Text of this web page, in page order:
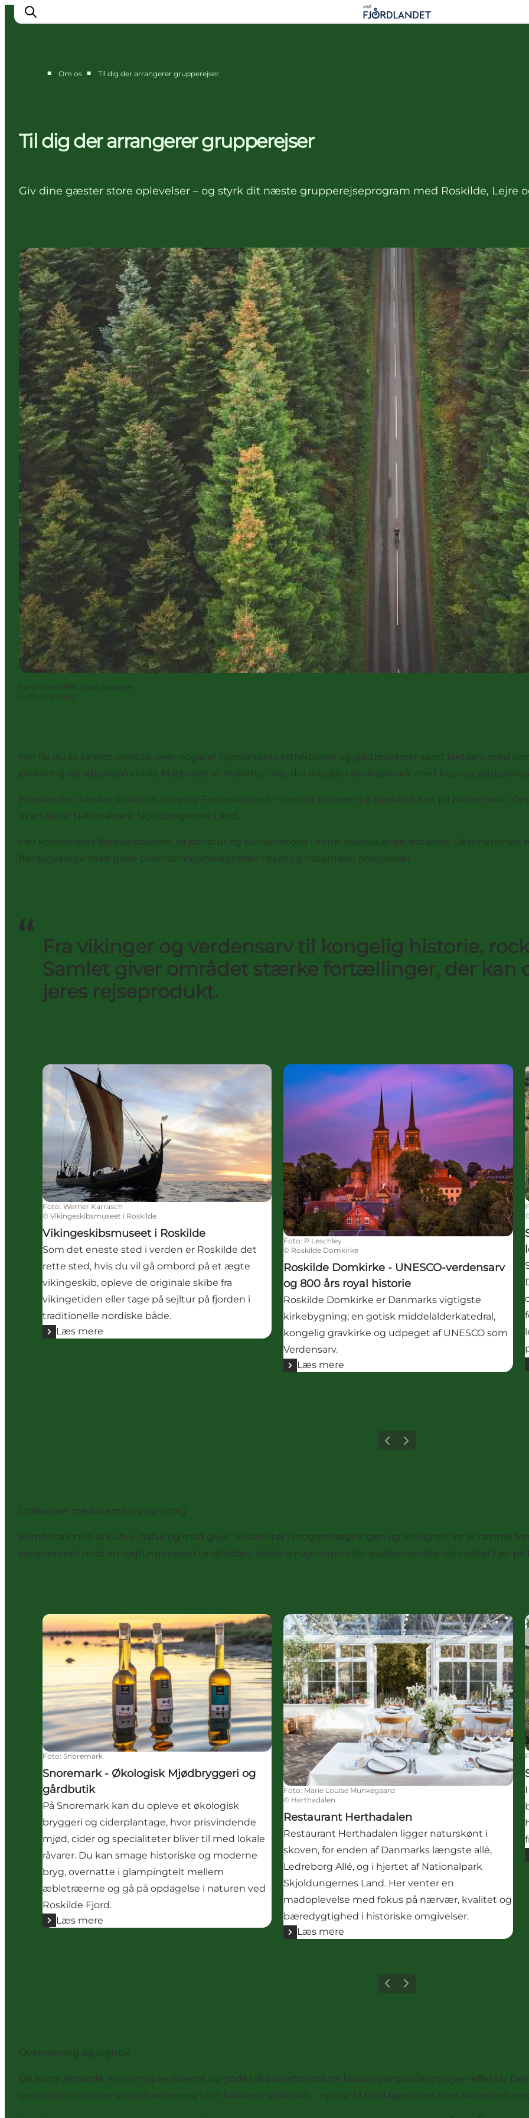
Presse
■ Om os ■ Til dig der arrangerer grupperejser
Til dig der arrangerer grupperejser
Giv dine gæster store oplevelser – og styrk dit næste grupperejseprogram med Roskilde, Lejre
Foto: Christoffer Anias Sandager
© IG: chris.anias
Her får du et samlet overblik over nogle af Fjordlandets attraktioner og gastroaktører samt faktaark med
parkering og adgangsforhold. Materialet er målrettet dig, der arbejder professionelt med bus- og
Fjordlandet dækker Roskilde, Lejre og Frederikssund – centralt placeret på Sjælland, tæt på København.
er en del af Nationalpark Skjoldungernes Land.
Her kombineres fjordlandskaber, istidsnatur og kulturhistorie i korte, overskuelige afstande. Destinationen
flerdagesrejse med gode overnatningsmuligheder i byer og naturnære omgivelser.
Fra vikinger og verdensarv til kongelig historie,
Samlet giver området stærke fortællinger, der kan
jeres rejseprodukt.
Vikingeskibsmuseet i Roskilde
Foto: Werner Karrasch
© Vikingeskibsmuseet i Roskilde
Vikingeskibsmuseet i Roskilde
Som det eneste sted i verden er Roskilde det
rette sted, hvis du vil gå ombord på et ægte
vikingeskib, opleve de originale skibe fra
vikingetiden eller tage på sejltur på fjorden i
traditionelle nordiske både.
Læs mere
Roskilde Domkirke - UNESCO-verdensarv og 800
Foto: P Leschley
© Roskilde Domkirke
Roskilde Domkirke - UNESCO-verdensarv
og 800 års royal historie
Roskilde Domkirke er Danmarks vigtigste
kirkebygning; en gotisk middelalderkatedral,
kongelig gravkirke og udpeget af UNESCO som
Verdensarv.
Læs mere
Forrige billede
Næste billede
Oplevelser med stemning og smag
Kombinationen af kultur, natur og mad giver fleksibilitet i programlægningen og mulighed for at ramme
programmet med en togtur gennem landskabet, lokale smagninger eller gastronomiske oplevelser tæt på
Snoremark - Økologisk Mjødbryggeri og gårdbutik
Foto: Snoremark
Snoremark - Økologisk Mjødbryggeri og
gårdbutik
På Snoremark kan du opleve et økologisk
bryggeri og ciderplantage, hvor prisvindende
mjød, cider og specialiteter bliver til med lokale
råvarer. Du kan smage historiske og moderne
bryg, overnatte i glampingtelt mellem
æbletræerne og gå på opdagelse i naturen ved
Roskilde Fjord.
Læs mere
Restaurant Herthadalen
Foto: Marie Louise Munkegaard
© Herthadalen
Restaurant Herthadalen
Restaurant Herthadalen ligger naturskønt i
skoven, for enden af Danmarks længste allé,
Ledreborg Allé, og i hjertet af Nationalpark
Skjoldungernes Land. Her venter en
madoplevelse med fokus på nærvær, kvalitet og
bæredygtighed i historiske omgivelser.
Læs mere
Forrige billede
Næste billede
Overnatning og logistik
De korte afstande mellem oplevelserne og gode tilkørselsforhold for busser gør planlægningen effektiv.
overnatningssteder langs fjordene og i det bakkede landskab – oplagt til flerdagesrejser med